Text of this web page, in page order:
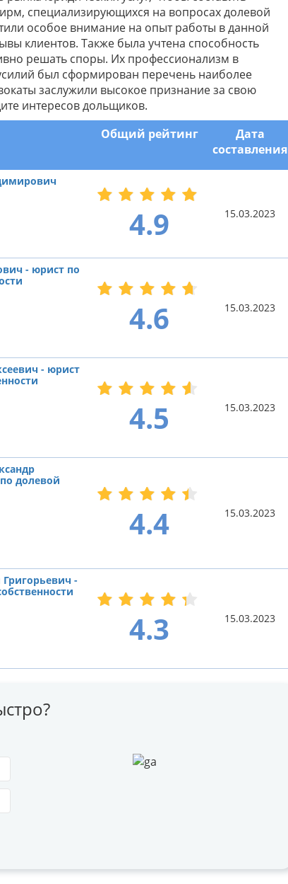
специализирующихся на вопросах долевой
особое внимание на опыт работы в данной
клиентов. Также была учтена способность
решать споры. Их профессионализм в
был сформирован перечень наиболее
заслужили высокое признание за свою
интересов дольщиков.
Общий рейтинг
Дата
составления
4.9 15.03.2023
- юрист по
4.6 15.03.2023
- юрист
4.5 15.03.2023
долевой
4.4 15.03.2023
-
4.3 15.03.2023